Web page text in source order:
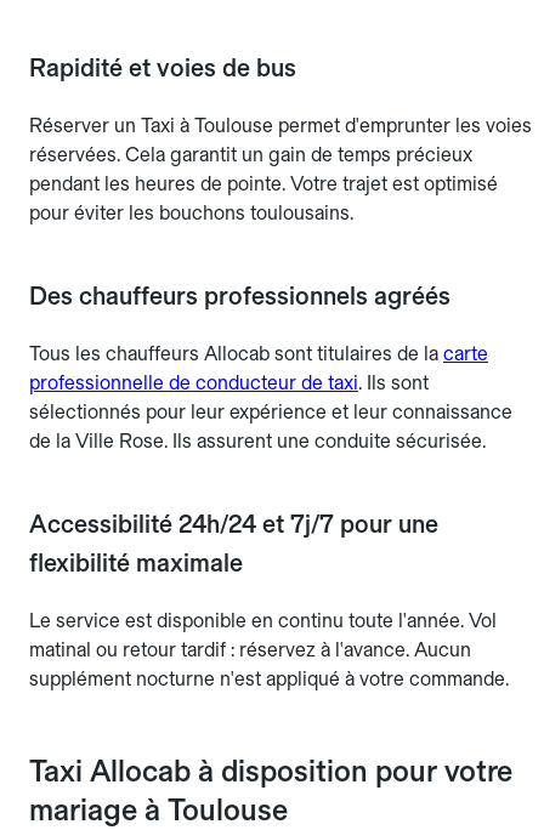
Rapidité et voies de bus
Réserver un Taxi à Toulouse permet d'emprunter les voies
réservées. Cela garantit un gain de temps précieux
pendant les heures de pointe. Votre trajet est optimisé
pour éviter les bouchons toulousains.
Des chauffeurs professionnels agréés
Tous les chauffeurs Allocab sont titulaires de la carte
professionnelle de conducteur de taxi. Ils sont
sélectionnés pour leur expérience et leur connaissance
de la Ville Rose. Ils assurent une conduite sécurisée.
Accessibilité 24h/24 et 7j/7 pour une
flexibilité maximale
Le service est disponible en continu toute l'année. Vol
matinal ou retour tardif : réservez à l'avance. Aucun
supplément nocturne n'est appliqué à votre commande.
Taxi Allocab à disposition pour votre
mariage à Toulouse